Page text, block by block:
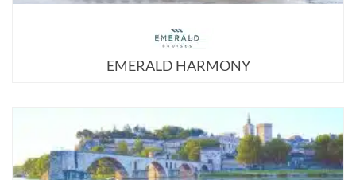
EMERALD HARMONY